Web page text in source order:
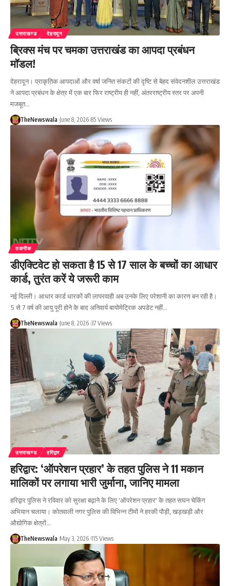
उत्तराखण्ड देहरादून
ब्रिक्स मंच पर चमका उत्तराखंड का आपदा प्रबंधन
मॉडल!
देहरादून। प्राकृतिक आपदाओं और वर्षा जनित संकटों की दृष्टि से बेहद संवेदनशील उत्तराखंड
ने आपदा प्रबंधन के क्षेत्र में एक बार फिर राष्ट्रीय ही नहीं, अंतरराष्ट्रीय स्तर पर अपनी
मजबूत…
TheNewswala June 8, 2026 85 Views
तकनीक
डीएक्टिवेट हो सकता है 15 से 17 साल के बच्चों का आधार
कार्ड, तुरंत करें ये जरूरी काम
नई दिल्ली। आधार कार्ड धारकों की लापरवाही अब उनके लिए परेशानी का कारण बन रही है।
5 से 7 वर्ष की आयु पूरी होने के बाद अनिवार्य बायोमेट्रिक अपडेट नहीं…
TheNewswala June 8, 2026 37 Views
उत्तराखण्ड हरिद्वार
हरिद्वार: ‘ऑपरेशन प्रहार’ के तहत पुलिस ने 11 मकान
मालिकों पर लगाया भारी जुर्माना, जानिए मामला
हरिद्वार पुलिस ने रविवार को सुरक्षा बढ़ाने के लिए 'ऑपरेशन प्रहार' के तहत सघन चेकिंग
अभियान चलाया। कोतवाली नगर पुलिस की विभिन्न टीमों ने हरकी पौड़ी, खड़खड़ी और
औद्योगिक क्षेत्रों…
TheNewswala May 3, 2026 115 Views